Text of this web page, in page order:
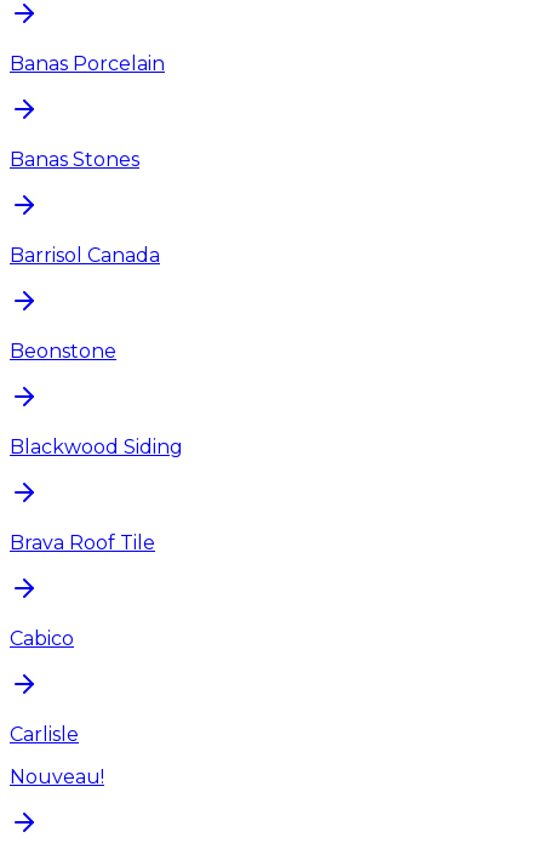
Banas Porcelain
Banas Stones
Barrisol Canada
Beonstone
Blackwood Siding
Brava Roof Tile
Cabico
Carlisle
Nouveau!